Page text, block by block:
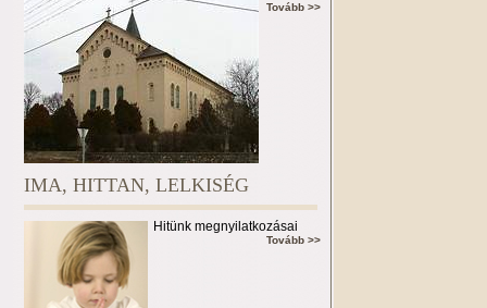
Tovább >>
IMA, HITTAN, LELKISÉG
Hitünk megnyilatkozásai
Tovább >>